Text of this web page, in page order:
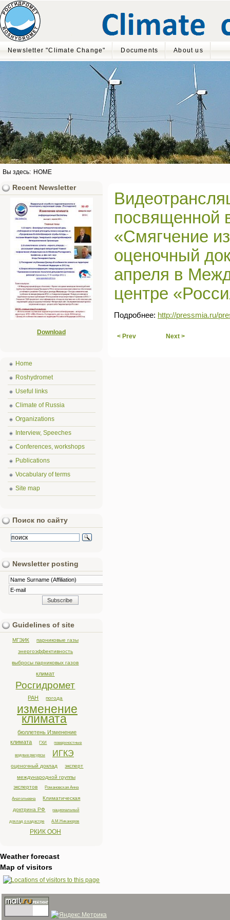
Newsletter "Climate Change" Documents About us
Вы здесь: HOME
посвященной
«Смягчение
оценочный
апреля в
центре
Подробнее: http://pressmia.ru/
< Prev Next >
Recent Newsletter
Download
Home
Roshydromet
Useful links
Climate of Russia
Organizations
Interview, Speeches
Conferences, workshops
Publications
Vocabulary of terms
Site map
Поиск по сайту
Newsletter posting
Guidelines of site
МГЭИК
парниковые газы
энергоэффективность
выбросы парниковых газов
климат
Росгидромет
РАН погода
изменение
климата
бюллетень Изменение
климата
ГХИ поверхностные
водные ресурсы ИГКЭ
оценочный доклад
эксперт
международной группы
экспертов
Романовская Анна
Анатольевна
Климатическая
доктрина РФ
национальный
доклад о кадастре А.М.Никаноров
РКИК ООН
Weather forecast
Map of visitors